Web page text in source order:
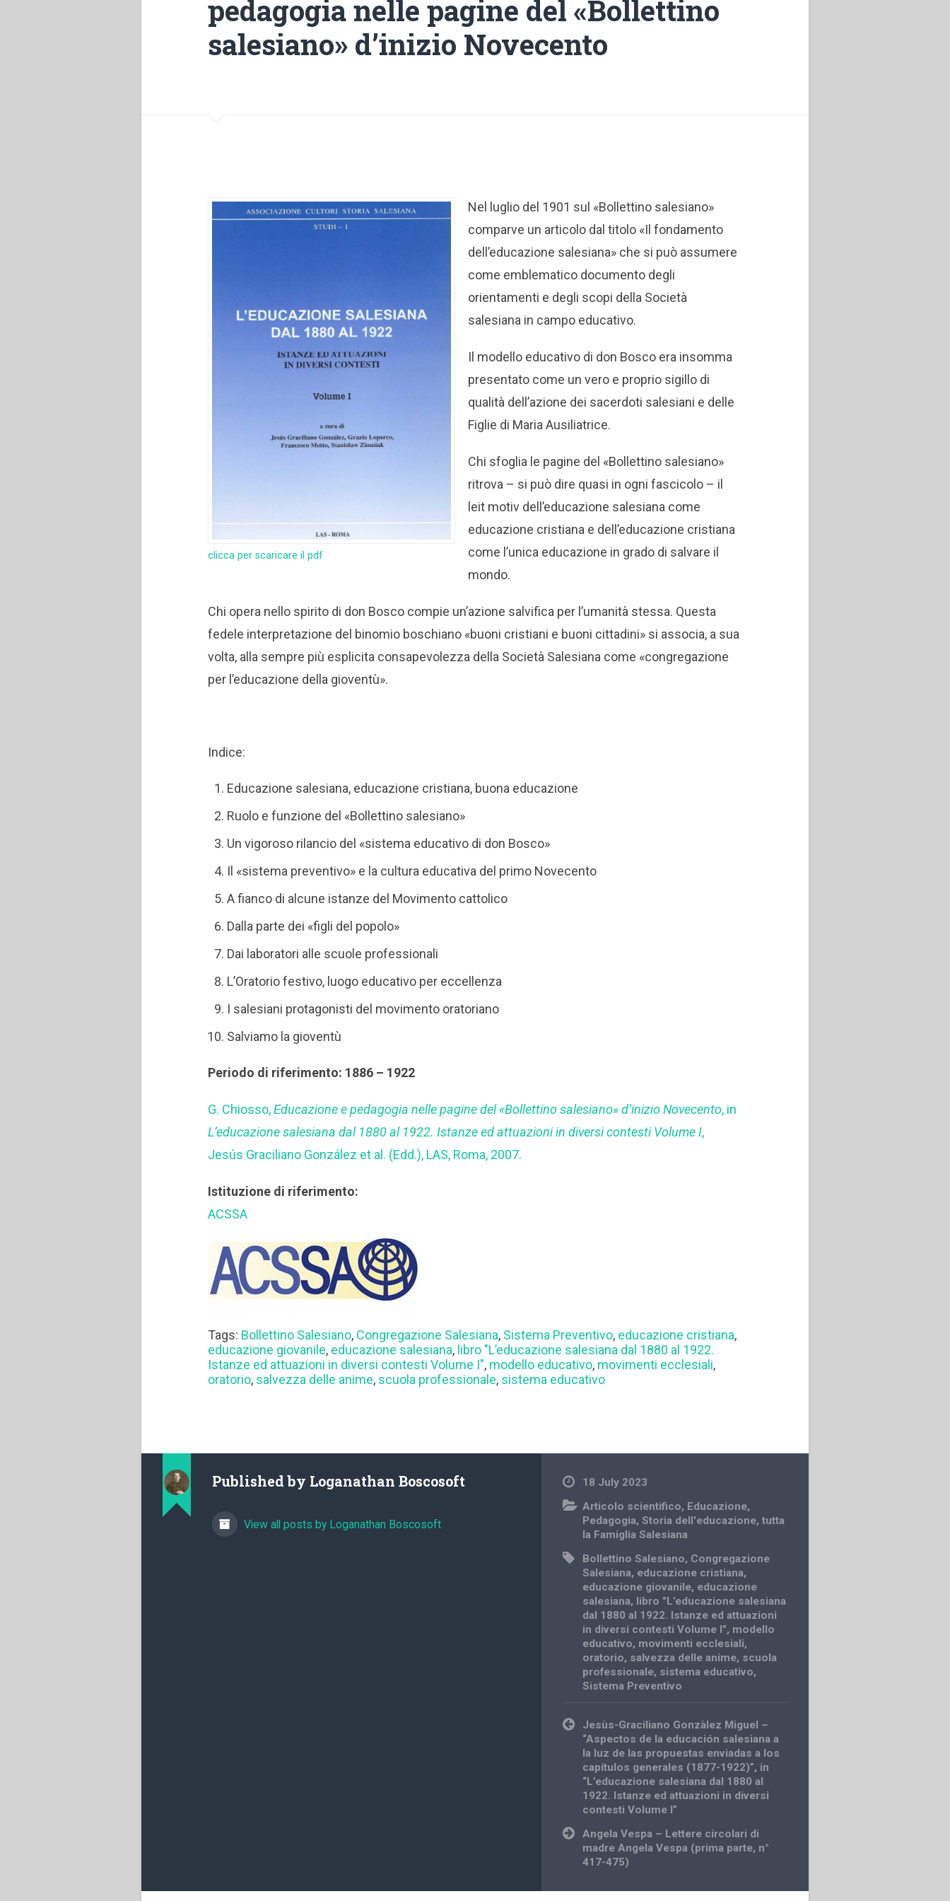
pedagogia nelle pagine del «Bollettino
salesiano» d’inizio Novecento
clicca per scaricare il pdf
Nel luglio del 1901 sul «Bollettino salesiano»
comparve un articolo dal titolo «Il fondamento
dell’educazione salesiana» che si può assumere
come emblematico documento degli
orientamenti e degli scopi della Società
salesiana in campo educativo.
Il modello educativo di don Bosco era insomma
presentato come un vero e proprio sigillo di
qualità dell’azione dei sacerdoti salesiani e delle
Figlie di Maria Ausiliatrice.
Chi sfoglia le pagine del «Bollettino salesiano»
ritrova – si può dire quasi in ogni fascicolo – il
leit motiv dell’educazione salesiana come
educazione cristiana e dell’educazione cristiana
come l’unica educazione in grado di salvare il
mondo.
Chi opera nello spirito di don Bosco compie un’azione salvifica per l’umanità stessa. Questa
fedele interpretazione del binomio boschiano «buoni cristiani e buoni cittadini» si associa, a sua
volta, alla sempre più esplicita consapevolezza della Società Salesiana come «congregazione
per l’educazione della gioventù».
Indice:
Educazione salesiana, educazione cristiana, buona educazione
Ruolo e funzione del «Bollettino salesiano»
Un vigoroso rilancio del «sistema educativo di don Bosco»
Il «sistema preventivo» e la cultura educativa del primo Novecento
A fianco di alcune istanze del Movimento cattolico
Dalla parte dei «figli del popolo»
Dai laboratori alle scuole professionali
L’Oratorio festivo, luogo educativo per eccellenza
I salesiani protagonisti del movimento oratoriano
Salviamo la gioventù
Periodo di riferimento: 1886 – 1922
G. Chiosso,Educazione e pedagogia nelle pagine del «Bollettino salesiano» d’inizio Novecento, in
L’educazione salesiana dal 1880 al 1922. Istanze ed attuazioni in diversi contesti Volume I,
Jesús Graciliano González et al. (Edd.), LAS, Roma, 2007.
Istituzione di riferimento:
ACSSA
Tags: Bollettino Salesiano, Congregazione Salesiana, Sistema Preventivo, educazione cristiana,
educazione giovanile, educazione salesiana, libro "L’educazione salesiana dal 1880 al 1922.
Istanze ed attuazioni in diversi contesti Volume I", modello educativo, movimenti ecclesiali,
oratorio, salvezza delle anime, scuola professionale, sistema educativo
Published by Loganathan Boscosoft
View all posts by Loganathan Boscosoft
18 July 2023
Articolo scientifico, Educazione,
Pedagogia,Storia dell'educazione,tutta
la Famiglia Salesiana
Bollettino Salesiano, Congregazione
Salesiana, educazione cristiana,
educazione giovanile, educazione
salesiana, libro "L’educazione salesiana
dal 1880 al 1922. Istanze ed attuazioni
in diversi contesti Volume I", modello
educativo, movimenti ecclesiali,
oratorio, salvezza delle anime, scuola
professionale, sistema educativo,
Sistema Preventivo
Post
navigation
Jesùs-Graciliano Gonzàlez Miguel –
“Aspectos de la educación salesiana a
la luz de las propuestas enviadas a los
capítulos generales (1877-1922)”, in
“L’educazione salesiana dal 1880 al
1922. Istanze ed attuazioni in diversi
contesti Volume I”
Angela Vespa – Lettere circolari di
madre Angela Vespa (prima parte, n°
417-475)